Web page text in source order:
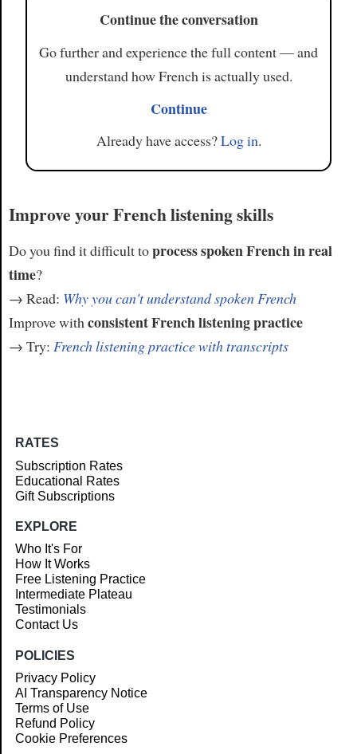
Continue the conversation
Go further and experience the full content — and
understand how French is actually used.
Continue
Already have access?Log in.
Improve your French listening skills
Do you find it difficult toprocess spoken French in real
time?
→ Read: Why you can't understand spoken French
Improve withconsistent French listening practice
→ Try: French listening practice with transcripts
RATES
Subscription Rates
Educational Rates
Gift Subscriptions
EXPLORE
Who It's For
How It Works
Free Listening Practice
Intermediate Plateau
Testimonials
Contact Us
POLICIES
Privacy Policy
AI Transparency Notice
Terms of Use
Refund Policy
Cookie Preferences